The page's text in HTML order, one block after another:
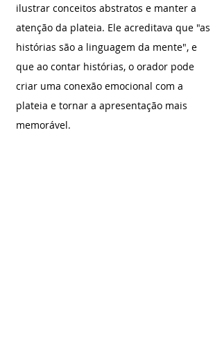
ilustrar conceitos abstratos e manter a
atenção da plateia. Ele acreditava que "as
histórias são a linguagem da mente", e
que ao contar histórias, o orador pode
criar uma conexão emocional com a
plateia e tornar a apresentação mais
memorável.